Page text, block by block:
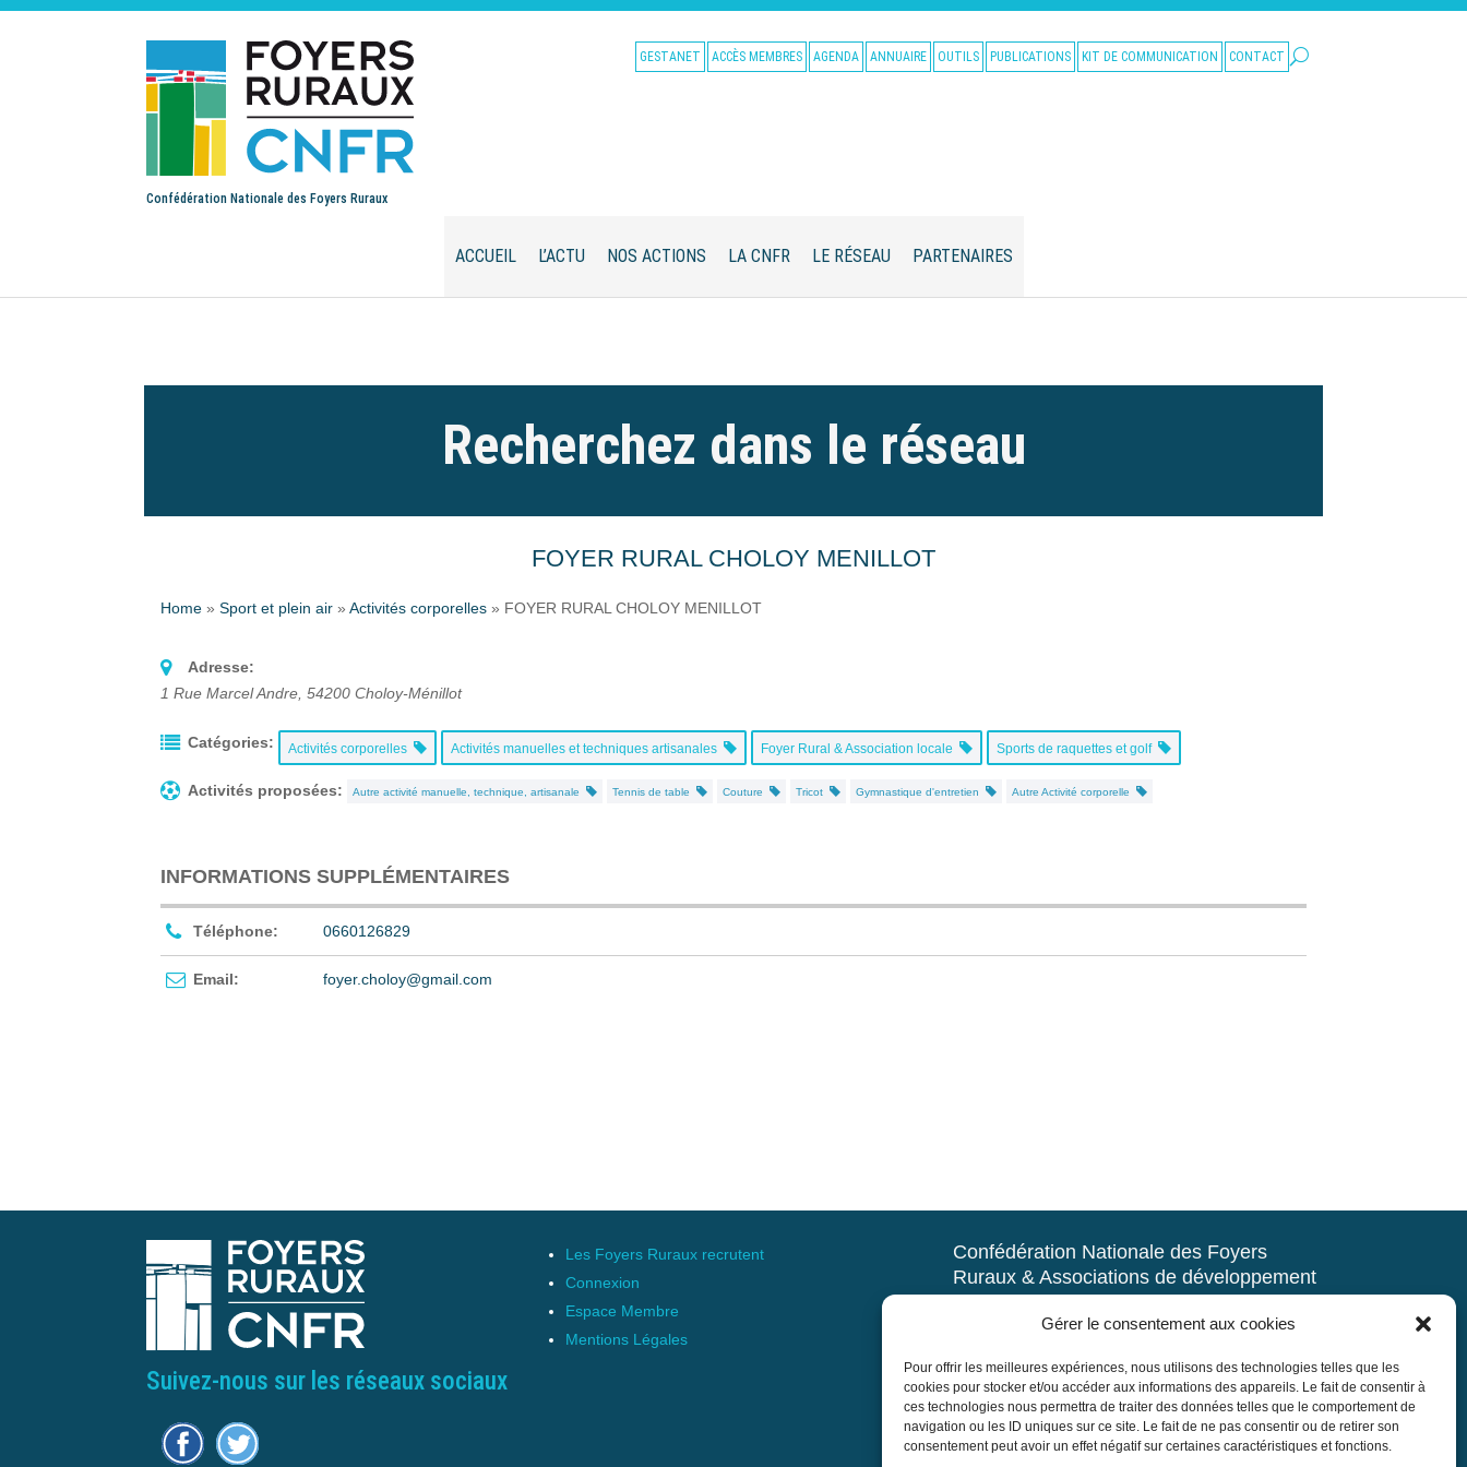
Gérer le consentement aux cookies
Pour offrir les meilleures expériences, nous utilisons des technologies telles que les
cookies pour stocker et/ou accéder aux informations des appareils. Le fait de consentir à
ces technologies nous permettra de traiter des données telles que le comportement de
navigation ou les ID uniques sur ce site. Le fait de ne pas consentir ou de retirer son
consentement peut avoir un effet négatif sur certaines caractéristiques et fonctions.
Confédération Nationale des Foyers Ruraux
GESTANET ACCÈS MEMBRES AGENDA ANNUAIRE OUTILS PUBLICATIONS KIT DE COMMUNICATION CONTACT
ACCUEIL L’ACTU NOS ACTIONS LA CNFR LE RÉSEAU PARTENAIRES
Recherchez dans le réseau
FOYER RURAL CHOLOY MENILLOT
Home » Sport et plein air » Activités corporelles » FOYER RURAL CHOLOY MENILLOT
Adresse:
1 Rue Marcel Andre 54200 Choloy-Ménillot
Catégories: Activités corporelles Activités manuelles et techniques artisanales Foyer Rural & Association locale Sports de raquettes et golf
Activités proposées: Autre activité manuelle, technique, artisanale Tennis de table Couture Tricot Gymnastique d'entretien Autre Activité corporelle
INFORMATIONS SUPPLÉMENTAIRES
Téléphone: 0660126829
Email: foyer.choloy@gmail.com
Suivez-nous sur les réseaux sociaux
Les Foyers Ruraux recrutent
Connexion
Espace Membre
Mentions Légales
Confédération Nationale des Foyers
Ruraux & Associations de développement
Tél : 01.43.60.14.20
cnfr@mouvement-rural.org